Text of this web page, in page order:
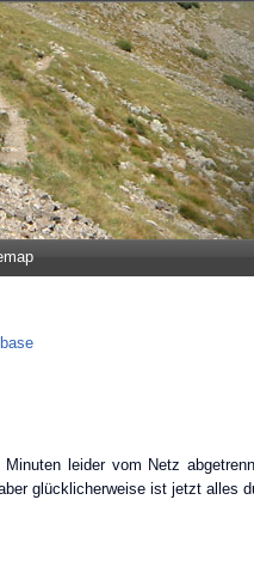
base
leider vom Netz
glücklicherweise ist jetzt alles